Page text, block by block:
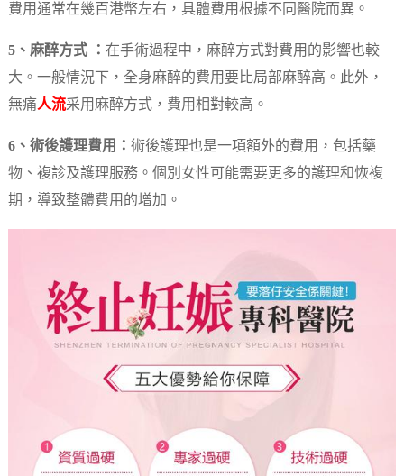
費用通常在幾百港幣左右，具體費用根據不同醫院而異。
5、麻醉方式 ： 在手術過程中，麻醉方式對費用的影響也較
大。一般情況下，全身麻醉的費用要比局部麻醉高。此外，
無痛人流采用麻醉方式，費用相對較高。
6、術後護理費用： 術後護理也是一項額外的費用，包括藥
物、複診及護理服務。個別女性可能需要更多的護理和恢複
期，導致整體費用的增加。